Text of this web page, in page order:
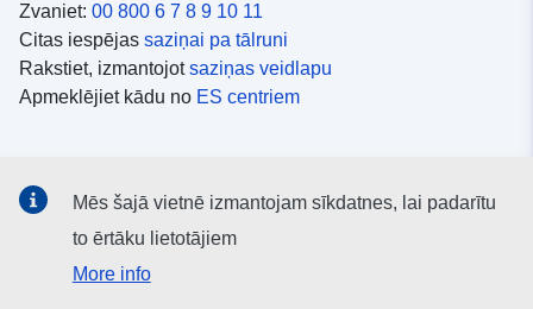
Zvaniet: 00 800 6 7 8 9 10 11
Citas iespējas saziņai pa tālruni
Rakstiet, izmantojotsaziņas veidlapu
Apmeklējiet kādu no ES centriem
ES kontisociālajos medijos
Mēs šajā vietnē izmantojam sīkdatnes, lai padarītu
to ērtāku lietotājiem
More info